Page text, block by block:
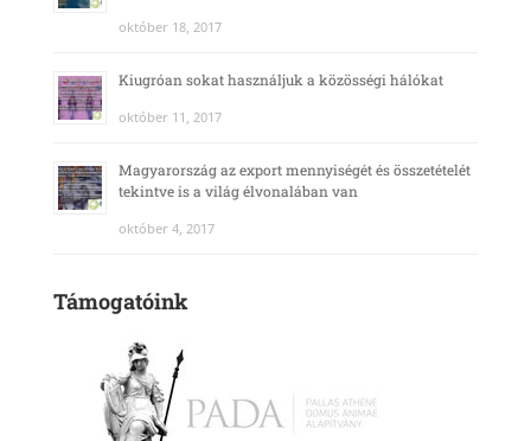
október 18, 2017
Kiugróan sokat használjuk a közösségi hálókat
október 11, 2017
Magyarország az export mennyiségét és összetételét
tekintve is a világ élvonalában van
október 4, 2017
Támogatóink